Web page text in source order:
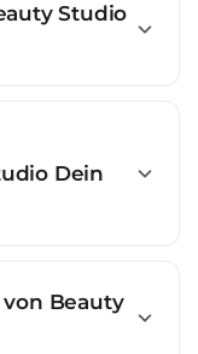
Studio
Dein
Beauty